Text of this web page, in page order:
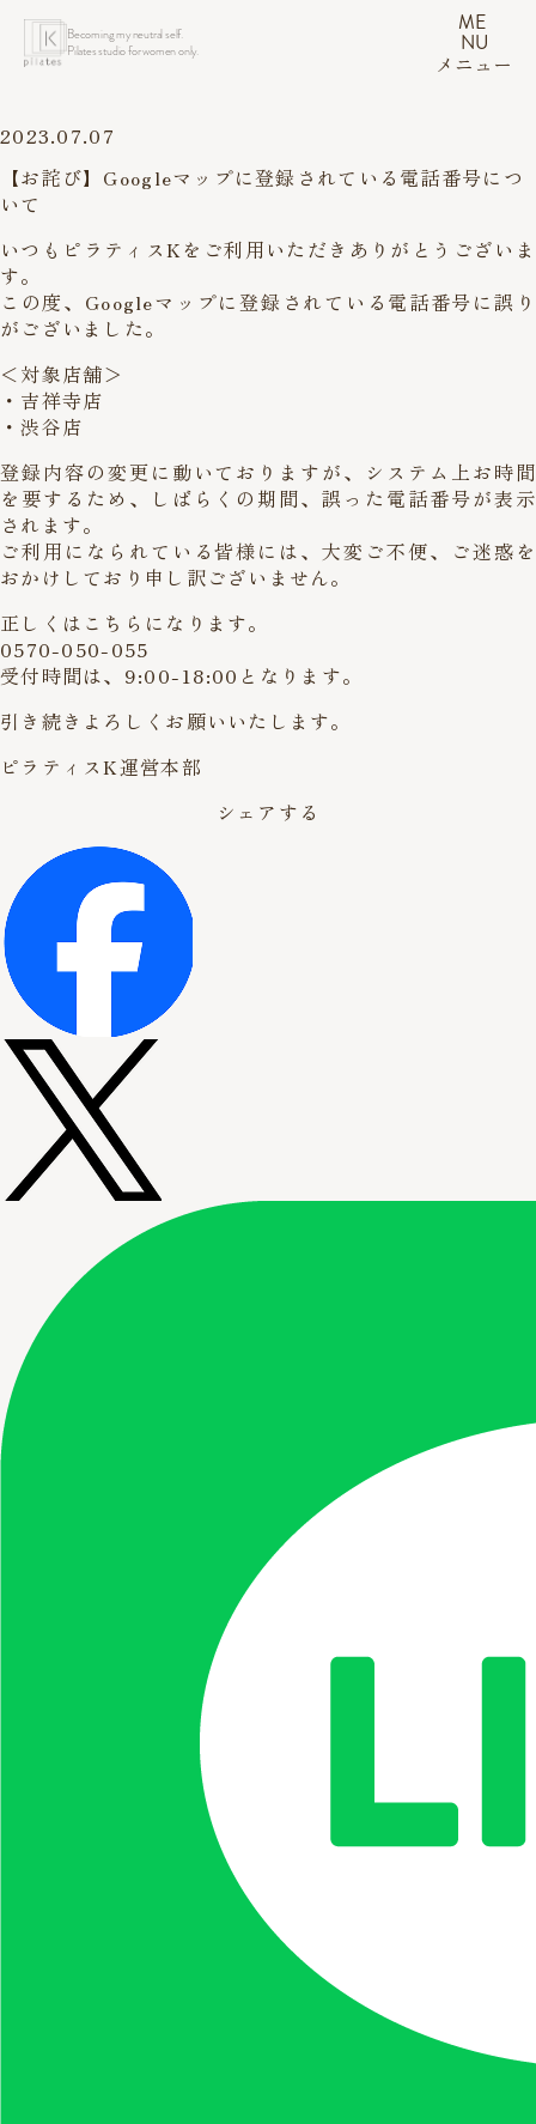
Becoming my neutral self.
Pilates studio for women only.
ME
NU
メニュー
2023.07.07
【お詫び】Googleマップに登録されている電話番号につ
いて
いつもピラティスKをご利用いただきありがとうございま
す。
この度、Googleマップに登録されている電話番号に誤り
がございました。
＜対象店舗＞
・吉祥寺店
・渋谷店
登録内容の変更に動いておりますが、システム上お時間
を要するため、しばらくの期間、誤った電話番号が表示
されます。
ご利用になられている皆様には、大変ご不便、ご迷惑を
おかけしており申し訳ございません。
正しくはこちらになります。
0570-050-055
受付時間は、9:00-18:00となります。
引き続きよろしくお願いいたします。
ピラティスK運営本部
シェアする